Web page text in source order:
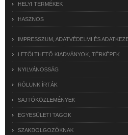
HELYI TERMÉKEK
HASZNOS
IMPRESSZUM, ADATVÉDELMI ÉS
LETÖLTHETŐ KIADVÁNYOK, TÉRKÉPEK
NYILVÁNOSSÁG
RÓLUNK ÍRTÁK
SAJTÓKÖZLEMÉNYEK
EGYESÜLETI TAGOK
SZAKDOLGOZÓKNAK